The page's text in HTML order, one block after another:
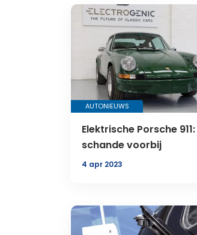
AUTONIEUWS
Elektrische Porsche
schande voorbij
4 apr 2023